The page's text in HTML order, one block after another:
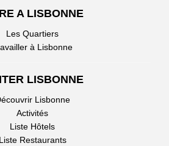
A LISBONNE
Les Quartiers
à Lisbonne
LISBONNE
Lisbonne
Activités
Liste Hôtels
Liste Restaurants